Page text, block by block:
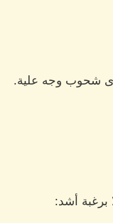
يرى شحوب وجه علية.
برغبة أشد: